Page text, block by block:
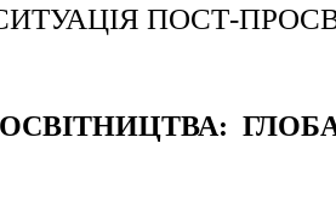
ПОСТ-